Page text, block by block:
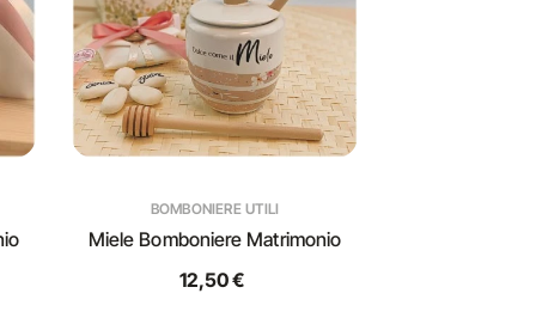
BOMBONIERE UTILI
Miele Bomboniere Matrimonio
12,50 €